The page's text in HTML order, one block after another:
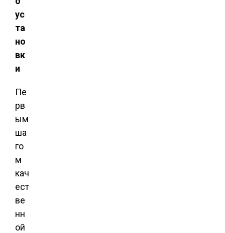
ус
та
но
вк
и
Пе
рв
ым
ша
го
м
кач
ест
ве
нн
ой